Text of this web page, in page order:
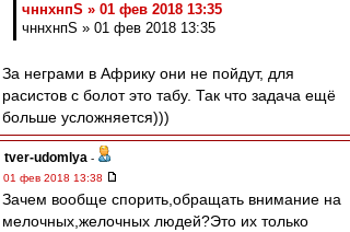
чннхнпS » 01 фев 2018 13:35
чннхнпS » 01 фев 2018 13:35
За неграми в Африку они не пойдут, для
расистов с болот это табу. Так что задача ещё
больше усложняется)))
tver-udomlya -
01 фев 2018 13:38
Зачем вообще спорить,обращать внимание на
мелочных,желочных людей?Это их только